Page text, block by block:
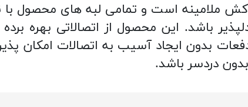
ملامینه است و تمامی لبه های محصول
باشد. این محصول از اتصالاتی بهره
بدون ایجاد آسیب به اتصالات امکان
دردسر باشد.